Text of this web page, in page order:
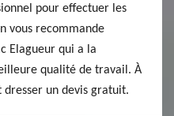
pour effectuer les
vous recommande
Elagueur qui a la
qualité de travail. À
dresser un devis gratuit.